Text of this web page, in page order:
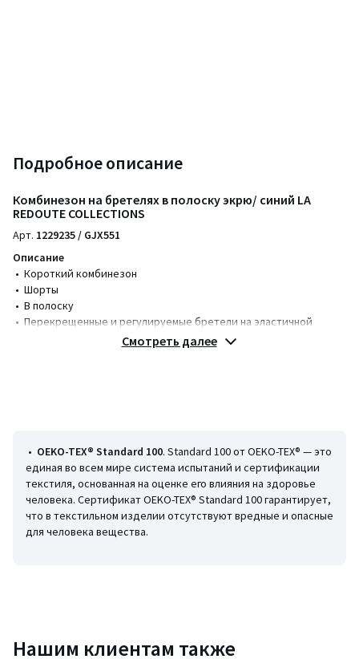
Подробное описание
Комбинезон на бретелях в полоску экрю/ синий LA
REDOUTE COLLECTIONS
Арт. 1229235 / GJX551
Описание
• Короткий комбинезон
• Шорты
• В полоску
• Перекрещенные и регулируемые бретели на эластичной
• 100% хлопок
• Машинная стирка при 30 °С на деликатном режиме
• Гладить при низкой температуре, отбеливание запрещено
• Машинная сушка запрещена
• Химчистка запрещена
Смотреть далее
• OEKO-TEX® Standard 100. Standard 100 от OEKO-TEX® — это
единая во всем мире система испытаний и сертификации
текстиля, основанная на оценке его влияния на здоровье
человека. Сертификат OEKO-TEX® Standard 100 гарантирует,
что в текстильном изделии отсутствуют вредные и опасные
для человека вещества.
Нашим клиентам также